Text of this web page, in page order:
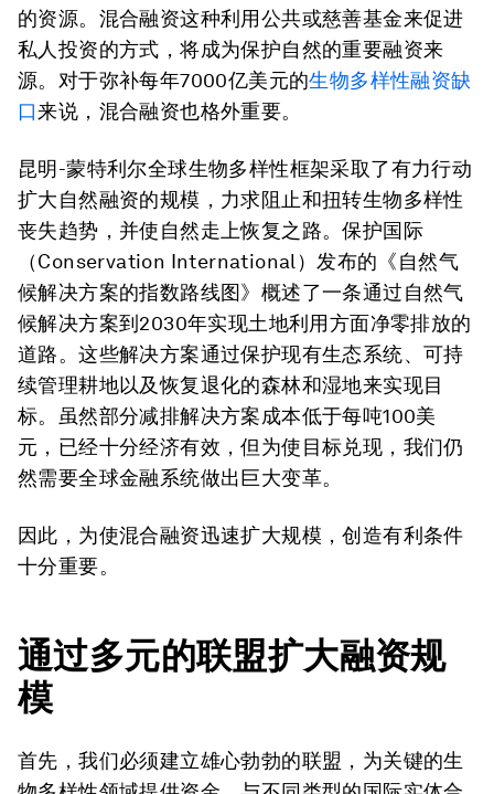
的资源。混合融资这种利用公共或慈善基金来促进
私人投资的方式，将成为保护自然的重要融资来
源。对于弥补每年7000亿美元的生物多样性融资缺
口来说，混合融资也格外重要。
昆明-蒙特利尔全球生物多样性框架采取了有力行动
扩大自然融资的规模，力求阻止和扭转生物多样性
丧失趋势，并使自然走上恢复之路。保护国际
（Conservation International）发布的《自然气
候解决方案的指数路线图》概述了一条通过自然气
候解决方案到2030年实现土地利用方面净零排放的
道路。这些解决方案通过保护现有生态系统、可持
续管理耕地以及恢复退化的森林和湿地来实现目
标。虽然部分减排解决方案成本低于每吨100美
元，已经十分经济有效，但为使目标兑现，我们仍
然需要全球金融系统做出巨大变革。
因此，为使混合融资迅速扩大规模，创造有利条件
十分重要。
通过多元的联盟扩大融资规
模
首先，我们必须建立雄心勃勃的联盟，为关键的生